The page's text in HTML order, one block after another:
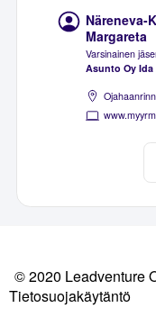
Näreneva-
Margareta
Varsinainen
Asunto Oy
© 2020 Leadventure
Tietosuojakäytäntö